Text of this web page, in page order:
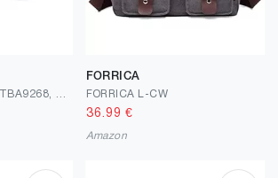
FORRICA
FORRICA L-CW
36.99 €
Amazon